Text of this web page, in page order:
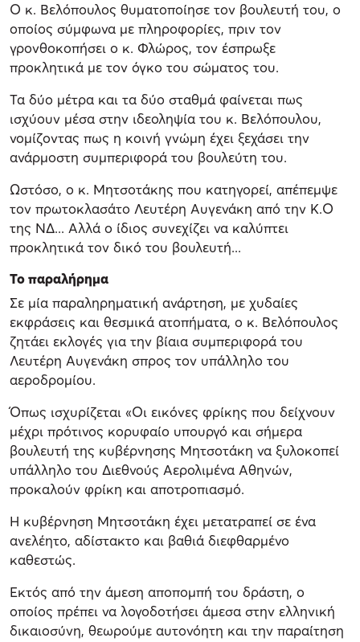
Ο κ. Βελόπουλος θυματοποίησε τον βουλευτή του, ο
οποίος σύμφωνα με πληροφορίες, πριν τον
γρονθοκοπήσει ο κ. Φλώρος, τον έσπρωξε
προκλητικά με τον όγκο του σώματος του.
Τα δύο μέτρα και τα δύο σταθμά φαίνεται πως
ισχύουν μέσα στην ιδεοληψία του κ. Βελόπουλου,
νομίζοντας πως η κοινή γνώμη έχει ξεχάσει την
ανάρμοστη συμπεριφορά του βουλεύτη του.
Ωστόσο, ο κ. Μητσοτάκης που κατηγορεί, απέπεμψε
τον πρωτοκλασάτο Λευτέρη Αυγενάκη από την Κ.Ο
της ΝΔ... Αλλά ο ίδιος συνεχίζει να καλύπτει
προκλητικά τον δικό του βουλευτή...
Το παραλήρημα
Σε μία παραληρηματική ανάρτηση, με χυδαίες
εκφράσεις και θεσμικά ατοπήματα, ο κ. Βελόπουλος
ζητάει εκλογές για την βίαια συμπεριφορά του
Λευτέρη Αυγενάκη σπρος τον υπάλληλο του
αεροδρομίου.
Όπως ισχυρίζεται «Οι εικόνες φρίκης που δείχνουν
μέχρι πρότινος κορυφαίο υπουργό και σήμερα
βουλευτή της κυβέρνησης Μητσοτάκη να ξυλοκοπεί
υπάλληλο του Διεθνούς Αερολιμένα Αθηνών,
προκαλούν φρίκη και αποτροπιασμό.
Η κυβέρνηση Μητσοτάκη έχει μετατραπεί σε ένα
ανελέητο, αδίστακτο και βαθιά διεφθαρμένο
καθεστώς.
Εκτός από την άμεση αποπομπή του δράστη, ο
οποίος πρέπει να λογοδοτήσει άμεσα στην ελληνική
δικαιοσύνη, θεωρούμε αυτονόητη και την παραίτηση